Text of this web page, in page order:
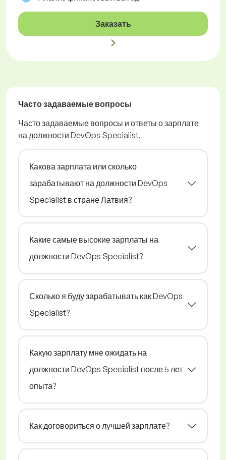
Заказать
Часто задаваемые вопросы
Часто задаваемые вопросы и ответы о зарплате
на должности DevOps Specialist.
Какова зарплата или сколько
зарабатывают на должности DevOps
Specialist в стране Латвия?
Какие самые высокие зарплаты на
должности DevOps Specialist?
Сколько я буду зарабатывать как DevOps
Specialist?
Какую зарплату мне ожидать на
должности DevOps Specialist после 5 лет
опыта?
Как договориться о лучшей зарплате?